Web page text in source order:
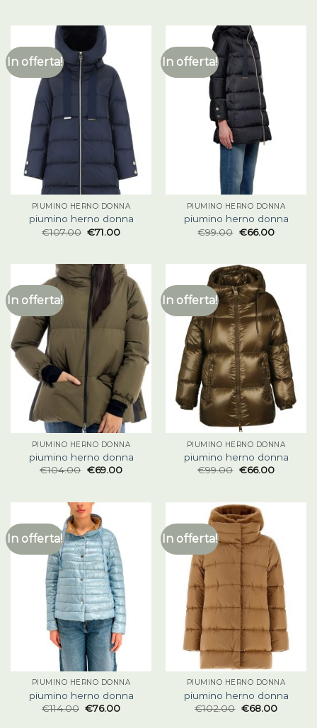
In offerta!
PIUMINO HERNO DONNA
piumino herno donna
€107.00 €71.00
In offerta!
PIUMINO HERNO DONNA
piumino herno donna
€99.00 €66.00
In offerta!
PIUMINO HERNO DONNA
piumino herno donna
€104.00 €69.00
In offerta!
PIUMINO HERNO DONNA
piumino herno donna
€99.00 €66.00
In offerta!
PIUMINO HERNO DONNA
piumino herno donna
€114.00 €76.00
In offerta!
PIUMINO HERNO DONNA
piumino herno donna
€102.00 €68.00